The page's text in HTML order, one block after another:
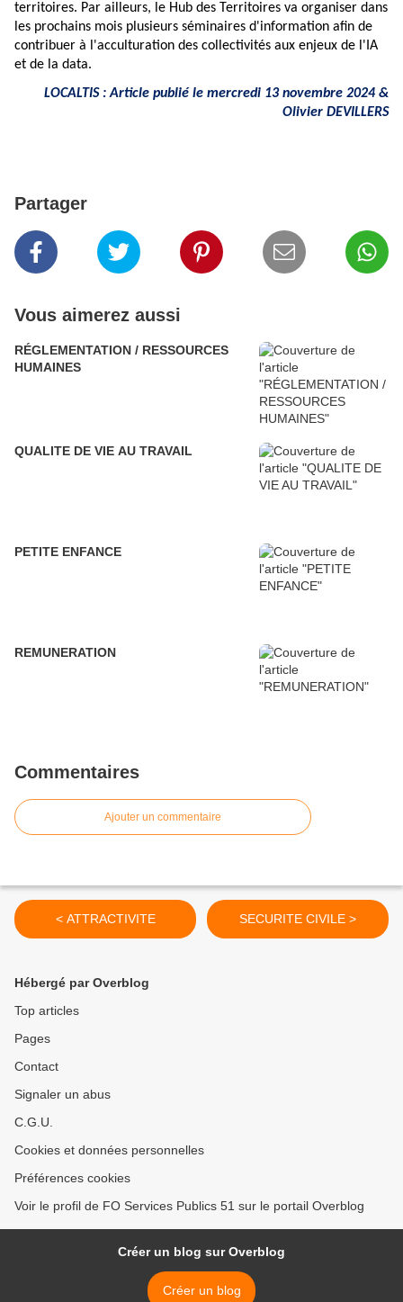
territoires. Par ailleurs, le Hub des Territoires va organiser dans
les prochains mois plusieurs séminaires d'information afin de
contribuer à l'acculturation des collectivités aux enjeux de l'IA
et de la data.
LOCALTIS : Article publié le mercredi 13 novembre 2024 &
Olivier DEVILLERS
Partager
Vous aimerez aussi
RÉGLEMENTATION / RESSOURCES
HUMAINES
QUALITE DE VIE AU TRAVAIL
PETITE ENFANCE
REMUNERATION
Commentaires
Ajouter un commentaire
< ATTRACTIVITE SECURITE CIVILE >
Hébergé par Overblog
Top articles
Pages
Contact
Signaler un abus
C.G.U.
Cookies et données personnelles
Préférences cookies
Voir le profil de FO Services Publics 51 sur le portail Overblog
Créer un blog sur Overblog
Créer un blog